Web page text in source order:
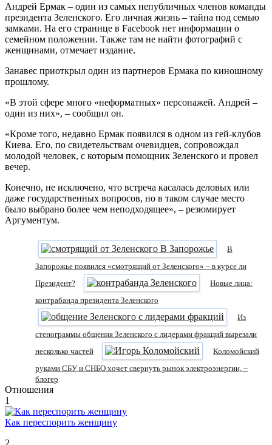
Андрей Ермак – один из самых непубличных членов команды
президента Зеленского. Его личная жизнь – тайна под семью
замками. На его странице в Facebook нет информации о
семейном положении. Также там не найти фотографий с
женщинами, отмечает издание.
Занавес приоткрыл один из партнеров Ермака по киношному
прошлому.
«В этой сфере много «неформатных» персонажей. Андрей –
один из них», – сообщил он.
«Кроме того, недавно Ермак появился в одном из гей-клубов
Киева. Его, по свидетельствам очевидцев, сопровождал
молодой человек, с которым помощник Зеленского и провел
вечер.
Конечно, не исключено, что встреча касалась деловых или
даже государственных вопросов, но в таком случае место
было выбрано более чем неподходящее», – резюмирует
Аргументум.
В
Запорожье появился «смотрящий от Зеленского» – в курсе ли
Президент?
Новые лица:
контрабанда президента Зеленского
Из
стенограммы общения Зеленского с лидерами фракций вырезали
несколько частей
Коломойский
руками СБУ и СНБО хочет свернуть рынок электроэнергии, –
блогер
Отношения
1
Как переспорить женщину
2